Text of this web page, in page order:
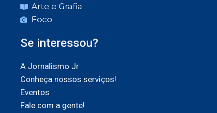
Arte e Grafia
Foco
Se interessou?
A Jornalismo Jr
Conheça nossos serviços!
Eventos
Fale com a gente!